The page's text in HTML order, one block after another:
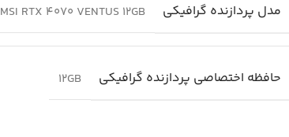
مدل پردازنده گرافیکی MSI RTX 4070 VENTUS 12GB
حافظه اختصاصی پردازنده گرافیکی 12GB